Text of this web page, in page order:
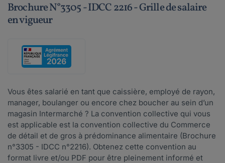
Brochure N°3305 - IDCC 2216 - Grille de salaire
en vigueur
Vous êtes salarié en tant que caissière, employé de rayon,
manager, boulanger ou encore chez boucher au sein d’un
magasin Intermarché ? La convention collective qui vous
est applicable est la convention collective du Commerce
de détail et de gros à prédominance alimentaire (Brochure
n°3305 - IDCC n°2216). Obtenez cette convention au
format livre et/ou PDF pour être pleinement informé et